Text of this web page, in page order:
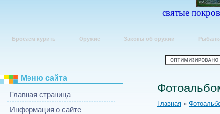
святые
Бросаем курить Оружие Законы об оружии
Меню сайта
Главная страница
Информация о сайте
Главная »